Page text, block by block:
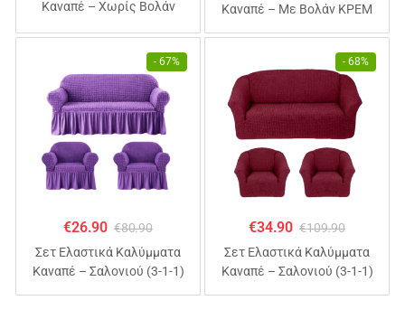
Καναπέ – Χωρίς Βολάν
Καναπέ – Με Βολάν ΚΡΕΜ
- 67%
€26.90 €80.90
Σετ Ελαστικά Καλύμματα
Καναπέ – Σαλονιού (3-1-1)
- 68%
€34.90 €109.90
Σετ Ελαστικά Καλύμματα
Καναπέ – Σαλονιού (3-1-1)